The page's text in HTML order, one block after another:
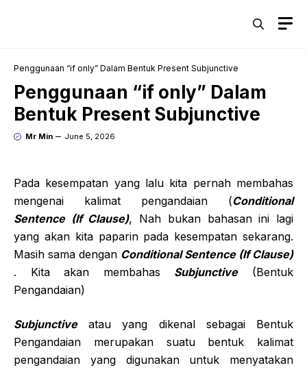
Penggunaan “if only” Dalam Bentuk Present Subjunctive
Penggunaan “if only” Dalam
Bentuk Present Subjunctive
Mr Min June 5, 2026
Pada kesempatan yang lalu kita pernah membahas
mengenai kalimat pengandaian (Conditional
Sentence (If Clause), Nah bukan bahasan ini lagi
yang akan kita paparin pada kesempatan sekarang.
Masih sama dengan Conditional Sentence (If Clause)
. Kita akan membahas Subjunctive(Bentuk
Pengandaian)
Subjunctiveatau yang dikenal sebagai Bentuk
Pengandaian merupakan suatu bentuk kalimat
pengandaian yang digunakan untuk menyatakan